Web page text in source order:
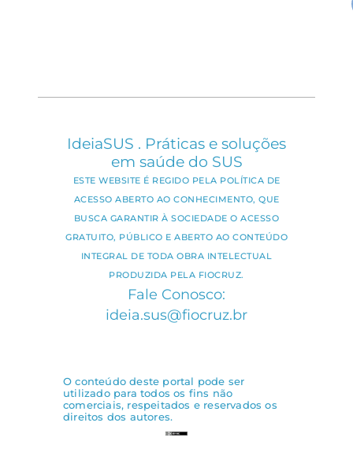
IdeiaSUS . Práticas e soluções
em saúde do SUS
ESTE WEBSITE É REGIDO PELA POLÍTICA DE
ACESSO ABERTO AO CONHECIMENTO, QUE
BUSCA GARANTIR À SOCIEDADE O ACESSO
GRATUITO, PÚBLICO E ABERTO AO CONTEÚDO
INTEGRAL DE TODA OBRA INTELECTUAL
PRODUZIDA PELA FIOCRUZ.
Fale Conosco:
ideia.sus@fiocruz.br
O conteúdo deste portal pode ser
utilizado para todos os fins não
comerciais, respeitados e reservados os
direitos dos autores.